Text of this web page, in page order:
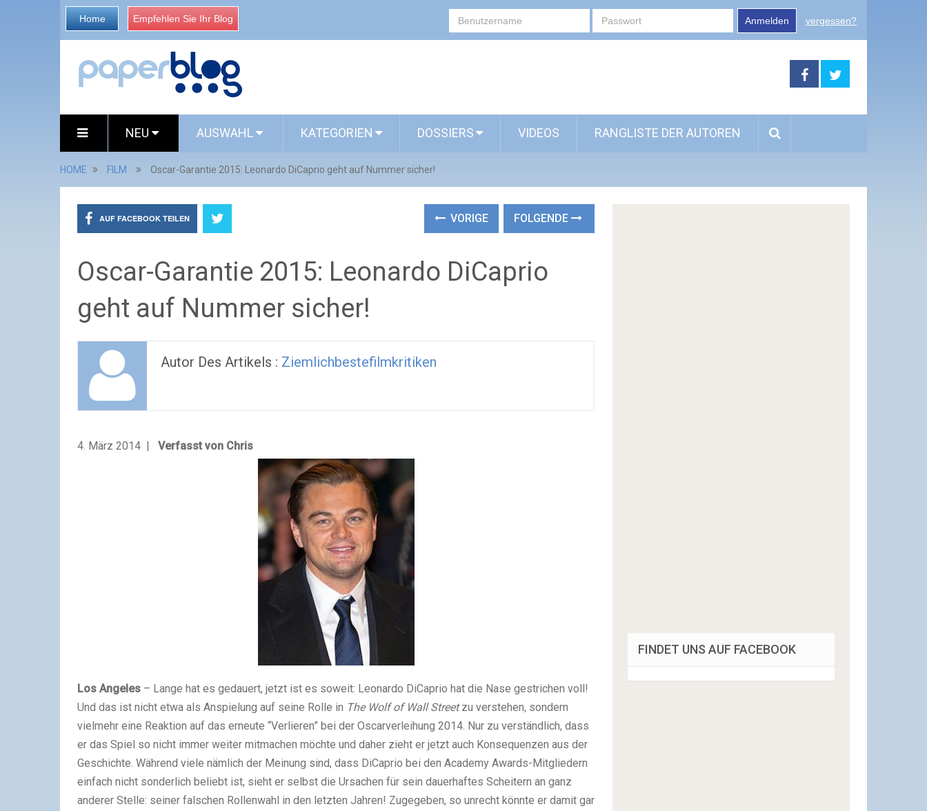
Home Empfehlen Sie Ihr Blog Anmelden vergessen?
NEU AUSWAHL KATEGORIEN DOSSIERS VIDEOS RANGLISTE DER AUTOREN
HOME FILM Oscar-Garantie 2015: Leonardo DiCaprio geht auf Nummer sicher!
AUF FACEBOOK TEILEN VORIGE FOLGENDE
Oscar-Garantie 2015: Leonardo DiCaprio
geht auf Nummer sicher!
Autor Des Artikels : Ziemlichbestefilmkritiken
4. März 2014 | Verfasst von Chris
Los Angeles – Lange hat es gedauert, jetzt ist es soweit: Leonardo DiCaprio hat die Nase gestrichen voll!
Und das ist nicht etwa als Anspielung auf seine Rolle in The Wolf of Wall Streetzu verstehen, sondern
vielmehr eine Reaktion auf das erneute “Verlieren” bei der Oscarverleihung 2014. Nur zu verständlich, dass
er das Spiel so nicht immer weiter mitmachen möchte und daher zieht er jetzt auch Konsequenzen aus der
Geschichte. Während viele nämlich der Meinung sind, dass DiCaprio bei den Academy Awards-Mitgliedern
einfach nicht sonderlich beliebt ist, sieht er selbst die Ursachen für sein dauerhaftes Scheitern an ganz
anderer Stelle: seiner falschen Rollenwahl in den letzten Jahren! Zugegeben, so unrecht könnte er damit gar
FINDET UNS AUF FACEBOOK